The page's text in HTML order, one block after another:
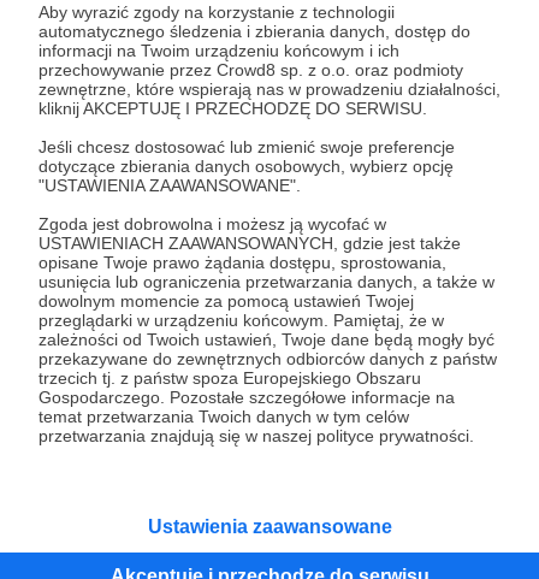
Aby wyrazić zgody na korzystanie z technologii
automatycznego śledzenia i zbierania danych, dostęp do
informacji na Twoim urządzeniu końcowym i ich
przechowywanie przez Crowd8 sp. z o.o. oraz podmioty
zewnętrzne, które wspierają nas w prowadzeniu działalności,
kliknij AKCEPTUJĘ I PRZECHODZĘ DO SERWISU.
Jeśli chcesz dostosować lub zmienić swoje preferencje
dotyczące zbierania danych osobowych, wybierz opcję
"USTAWIENIA ZAAWANSOWANE".
Zgoda jest dobrowolna i możesz ją wycofać w
USTAWIENIACH ZAAWANSOWANYCH, gdzie jest także
opisane Twoje prawo żądania dostępu, sprostowania,
usunięcia lub ograniczenia przetwarzania danych, a także w
dowolnym momencie za pomocą ustawień Twojej
przeglądarki w urządzeniu końcowym. Pamiętaj, że w
zależności od Twoich ustawień, Twoje dane będą mogły być
przekazywane do zewnętrznych odbiorców danych z państw
trzecich tj. z państw spoza Europejskiego Obszaru
Gospodarczego. Pozostałe szczegółowe informacje na
temat przetwarzania Twoich danych w tym celów
przetwarzania znajdują się w naszej polityce prywatności.
Ustawienia zaawansowane
Czy na pewno chcesz kontynuować?
Tak, przejdź do strony
Pozostań na Patronite
Kategorie
O Patronite
Dodatkowe produkty
Pomoc
RegulaminPolityka prywatnościPatronite Commons